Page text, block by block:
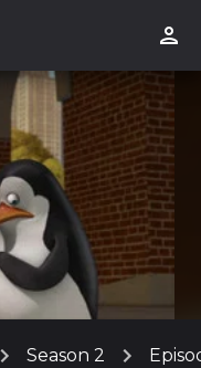
Season 2